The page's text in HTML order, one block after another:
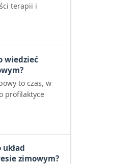
terapii i
wiedzieć
to czas, w
profilaktyce
zimowym?